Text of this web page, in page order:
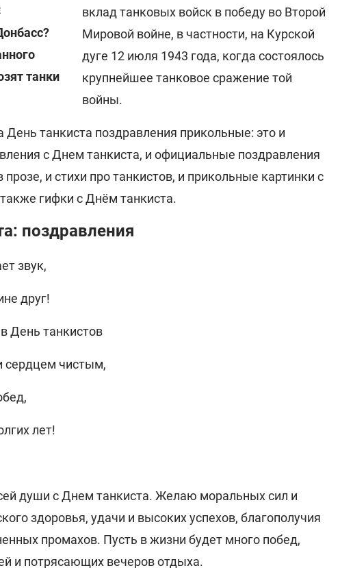
танки
вклад танковых войск в победу во Второй
Мировой войне, в частности, на Курской
дуге 12 июля 1943 года, когда состоялось
крупнейшее танковое сражение той
войны.
День танкиста поздравления прикольные: это и
с Днем танкиста, и официальные поздравления
и стихи про танкистов, и прикольные картинки с
гифки с Днём танкиста.
поздравления
звук,
друг!
День танкистов
сердцем чистым,
лет!
души с Днем танкиста. Желаю моральных сил и
здоровья, удачи и высоких успехов, благополучия
промахов. Пусть в жизни будет много побед,
и потрясающих вечеров отдыха.